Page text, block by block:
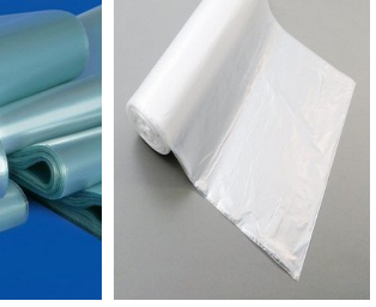
condições, ele terá uma vida
12 meses. Além disso, também
apoiar os rolos diretamente
não haver transferência de
ADQUIRIR SACO SILICONADO
Empório do Plástico
a produção com fábricas ainda
custos reduzidos. Aumentando,
a pronta entrega e venda